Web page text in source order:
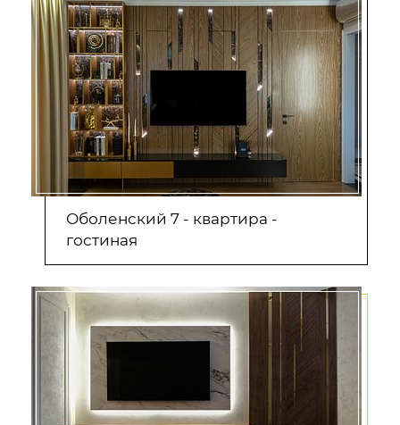
Оболенский 7 - квартира -
гостиная